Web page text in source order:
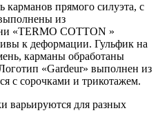
прямого силуэта, с
из
«TERMO COTTON »
к деформации. Гульфик на
карманы обработаны
«Gardeur» выполнен из
с сорочками и трикотажем.
варьируются для разных